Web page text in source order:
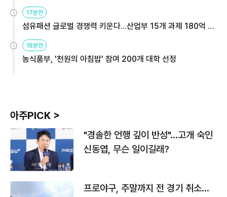
17분전
섬유패션 글로벌 경쟁력 키운다…산업부 15개 과제 180억 지
18분전
농식품부, '천원의 아침밥' 참여 200개 대학 선정
아주PICK >
"경솔한 언행 깊이 반성"…고개 숙인
신동엽, 무슨 일이길래?
프로야구, 주말까지 전 경기 취소…